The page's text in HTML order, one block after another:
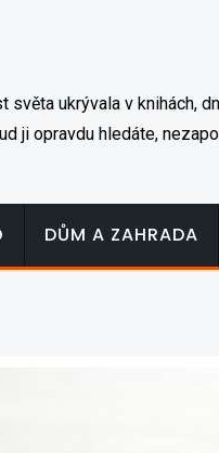
světa ukrývala v knihách,
ji opravdu hledáte,
DŮM A ZAHRADA